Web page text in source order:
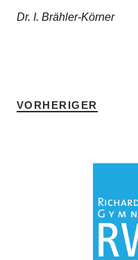
Dr. I. Brähler-Körner
VORHERIGER